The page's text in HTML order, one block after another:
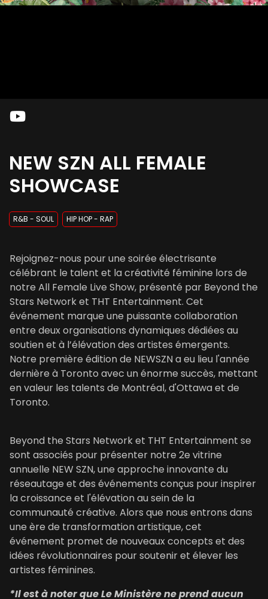
NEW SZN ALL FEMALE
SHOWCASE
R&B - SOUL HIP HOP - RAP
Rejoignez-nous pour une soirée électrisante
célébrant le talent et la créativité féminine lors de
notre All Female Live Show, présenté par Beyond the
Stars Network et THT Entertainment. Cet
événement marque une puissante collaboration
entre deux organisations dynamiques dédiées au
soutien et à l’élévation des artistes émergents.
Notre première édition de NEWSZN a eu lieu l'année
dernière à Toronto avec un énorme succès, mettant
en valeur les talents de Montréal, d'Ottawa et de
Toronto.
Beyond the Stars Network et THT Entertainment se
sont associés pour présenter notre 2e vitrine
annuelle NEW SZN, une approche innovante du
réseautage et des événements conçus pour inspirer
la croissance et l'élévation au sein de la
communauté créative. Alors que nous entrons dans
une ère de transformation artistique, cet
événement promet de nouveaux concepts et des
idées révolutionnaires pour soutenir et élever les
artistes féminines.
*Il est à noter que Le Ministère ne prend aucun